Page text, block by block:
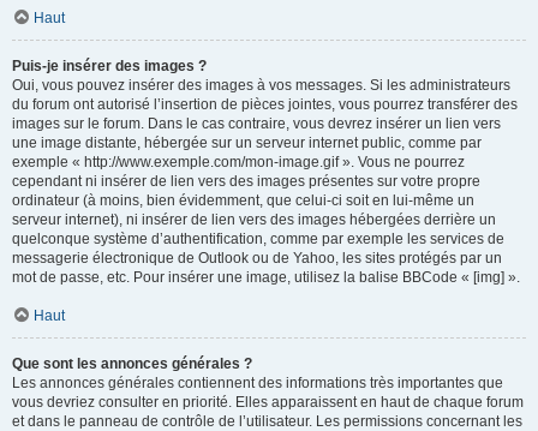
Haut
Puis-je insérer des images ?
Oui, vous pouvez insérer des images à vos messages. Si les administrateurs
du forum ont autorisé l’insertion de pièces jointes, vous pourrez transférer des
images sur le forum. Dans le cas contraire, vous devrez insérer un lien vers
une image distante, hébergée sur un serveur internet public, comme par
exemple « http://www.exemple.com/mon-image.gif ». Vous ne pourrez
cependant ni insérer de lien vers des images présentes sur votre propre
ordinateur (à moins, bien évidemment, que celui-ci soit en lui-même un
serveur internet), ni insérer de lien vers des images hébergées derrière un
quelconque système d’authentification, comme par exemple les services de
messagerie électronique de Outlook ou de Yahoo, les sites protégés par un
mot de passe, etc. Pour insérer une image, utilisez la balise BBCode « [img] ».
Haut
Que sont les annonces générales ?
Les annonces générales contiennent des informations très importantes que
vous devriez consulter en priorité. Elles apparaissent en haut de chaque forum
et dans le panneau de contrôle de l’utilisateur. Les permissions concernant les